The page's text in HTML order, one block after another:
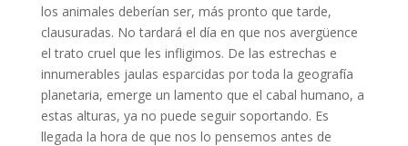
los animales deberían ser, más pronto que tarde,
clausuradas. No tardará el día en que nos avergüence
el trato cruel que les infligimos. De las estrechas e
innumerables jaulas esparcidas por toda la geografía
planetaria, emerge un lamento que el cabal humano, a
estas alturas, ya no puede seguir soportando. Es
llegada la hora de que nos lo pensemos antes de